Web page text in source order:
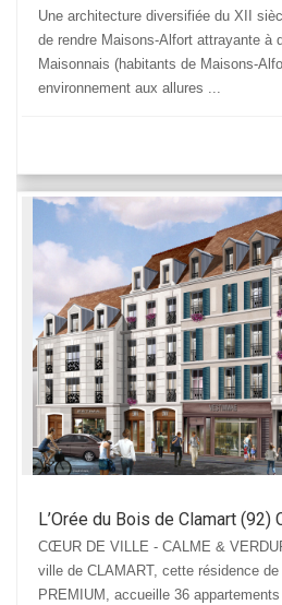
Une architecture diversifiée du XII
de rendre Maisons-Alfort attrayante à
Maisonnais (habitants de Maisons-
environnement aux allures ...
L’Orée du Bois de Clamart (92)
CŒUR DE VILLE - CALME &
ville de CLAMART, cette résidence
PREMIUM, accueille 36